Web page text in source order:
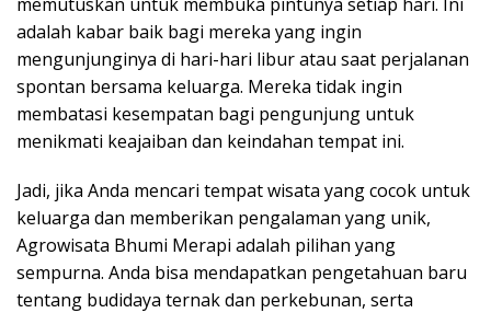
adalah kabar baik bagi mereka yang ingin
mengunjunginya di hari-hari libur atau saat perjalanan
spontan bersama keluarga. Mereka tidak ingin
membatasi kesempatan bagi pengunjung untuk
menikmati keajaiban dan keindahan tempat ini.
Jadi, jika Anda mencari tempat wisata yang cocok untuk
keluarga dan memberikan pengalaman yang unik,
Agrowisata Bhumi Merapi adalah pilihan yang
sempurna. Anda bisa mendapatkan pengetahuan baru
tentang budidaya ternak dan perkebunan, serta